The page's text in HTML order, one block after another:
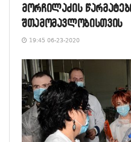
მორჩილაძის
შთამომავლობისთვის
19:45 06-23-2020